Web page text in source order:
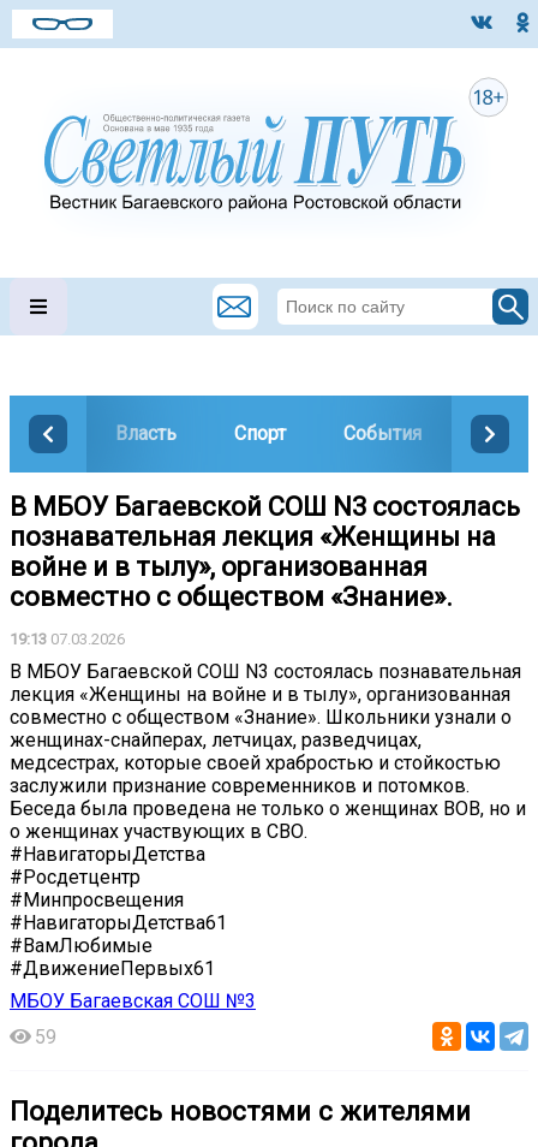
Власть Спорт События
В МБОУ Багаевской СОШ N3 состоялась
познавательная лекция «Женщины на
войне и в тылу», организованная
совместно с обществом «Знание».
19:13 07.03.2026
В МБОУ Багаевской СОШ N3 состоялась познавательная
лекция «Женщины на войне и в тылу», организованная
совместно с обществом «Знание». Школьники узнали о
женщинах-снайперах, летчицах, разведчицах,
медсестрах, которые своей храбростью и стойкостью
заслужили признание современников и потомков.
Беседа была проведена не только о женщинах ВОВ, но и
о женщинах участвующих в СВО.
#НавигаторыДетства
#Росдетцентр
#Минпросвещения
#НавигаторыДетства61
#ВамЛюбимые
#ДвижениеПервых61
МБОУ Багаевская СОШ №3
59
Поделитесь новостями с жителями